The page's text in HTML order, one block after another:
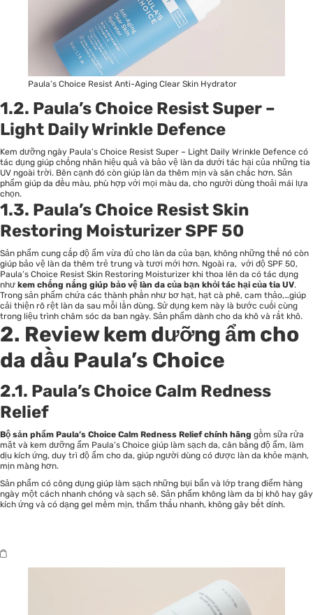
Paula’s Choice Resist Anti-Aging Clear Skin Hydrator
1.2. Paula’s Choice Resist Super –
Light Daily Wrinkle Defence
Kem dưỡng ngày Paula’s Choice Resist Super – Light Daily Wrinkle Defence có
tác dụng giúp chống nhăn hiệu quả và bảo vệ làn da dưới tác hại của những tia
UV ngoài trời. Bên cạnh đó còn giúp làn da thêm mịn và săn chắc hơn. Sản
phẩm giúp da đều màu, phù hợp với mọi màu da, cho người dùng thoải mái lựa
chọn.
1.3. Paula’s Choice Resist Skin
Restoring Moisturizer SPF 50
Sản phẩm cung cấp độ ẩm vừa đủ cho làn da của bạn, không những thế nó còn
giúp bảo vệ làn da thêm trẻ trung và tươi mới hơn. Ngoài ra, với độ SPF 50,
Paula’s Choice Resist Skin Restoring Moisturizer khi thoa lên da có tác dụng
như kem chống nắng giúp bảo vệ làn da của bạn khỏi tác hại của tia UV.
Trong sản phẩm chứa các thành phần như bơ hạt, hạt cà phê, cam thảo,…giúp
cải thiện rõ rệt làn da sau mỗi lần dùng. Sử dụng kem này là bước cuối cùng
trong liệu trình chăm sóc da ban ngày. Sản phẩm dành cho da khô và rất khô.
2. Review kem dưỡng ẩm cho
da dầu Paula’s Choice
2.1. Paula’s Choice Calm Redness
Relief
Bộ sản phẩm Paula’s Choice Calm Redness Relief chính hãng gồm sữa rửa
mặt và kem dưỡng ẩm Paula’s Choice giúp làm sạch da, cân bằng độ ẩm, làm
dịu kích ứng, duy trì độ ẩm cho da, giúp người dùng có được làn da khỏe mạnh,
mịn màng hơn.
Sản phẩm có công dụng giúp làm sạch những bụi bẩn và lớp trang điểm hàng
ngày một cách nhanh chóng và sạch sẽ. Sản phẩm không làm da bị khô hay gây
kích ứng và có dạng gel mềm mịn, thẩm thấu nhanh, không gây bết dính.